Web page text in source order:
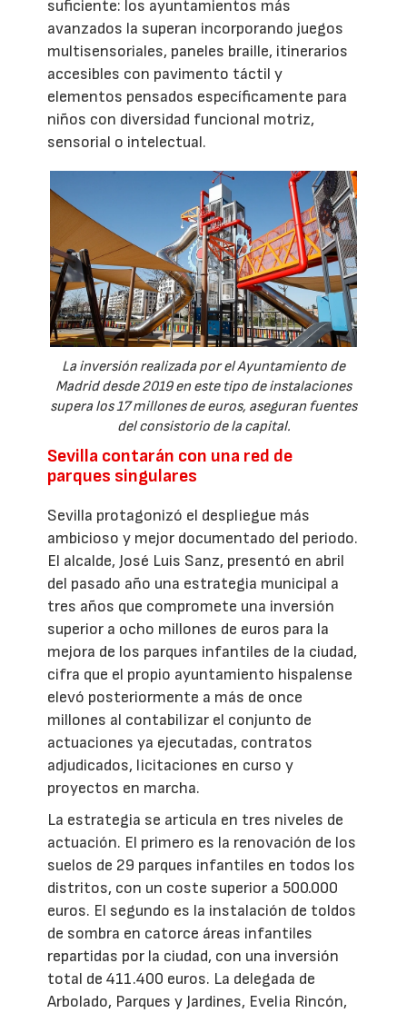
suficiente: los ayuntamientos más
avanzados la superan incorporando juegos
multisensoriales, paneles braille, itinerarios
accesibles con pavimento táctil y
elementos pensados específicamente para
niños con diversidad funcional motriz,
sensorial o intelectual.
La inversión realizada por el Ayuntamiento de
Madrid desde 2019 en este tipo de instalaciones
supera los 17 millones de euros, aseguran fuentes
del consistorio de la capital.
Sevilla contarán con una red de
parques singulares
Sevilla protagonizó el despliegue más
ambicioso y mejor documentado del periodo.
El alcalde, José Luis Sanz, presentó en abril
del pasado año una estrategia municipal a
tres años que compromete una inversión
superior a ocho millones de euros para la
mejora de los parques infantiles de la ciudad,
cifra que el propio ayuntamiento hispalense
elevó posteriormente a más de once
millones al contabilizar el conjunto de
actuaciones ya ejecutadas, contratos
adjudicados, licitaciones en curso y
proyectos en marcha.
La estrategia se articula en tres niveles de
actuación. El primero es la renovación de los
suelos de 29 parques infantiles en todos los
distritos, con un coste superior a 500.000
euros. El segundo es la instalación de toldos
de sombra en catorce áreas infantiles
repartidas por la ciudad, con una inversión
total de 411.400 euros. La delegada de
Arbolado, Parques y Jardines, Evelia Rincón,